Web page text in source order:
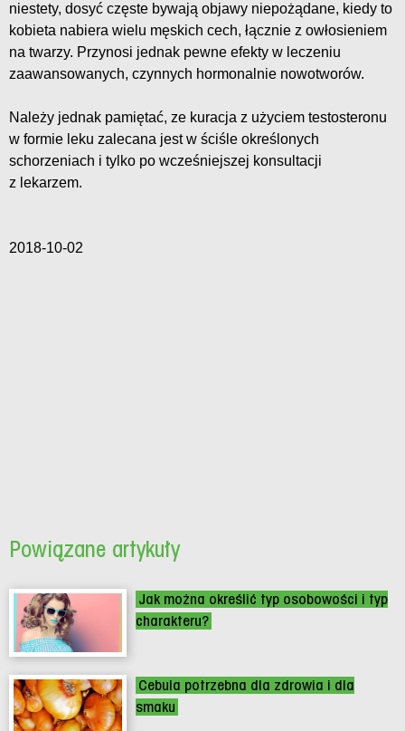
niestety, dosyć częste bywają objawy niepożądane, kiedy to
kobieta nabiera wielu męskich cech, łącznie z owłosieniem
na twarzy. Przynosi jednak pewne efekty w leczeniu
zaawansowanych, czynnych hormonalnie nowotworów.
Należy jednak pamiętać, ze kuracja z użyciem testosteronu
w formie leku zalecana jest w ściśle określonych
schorzeniach i tylko po wcześniejszej konsultacji
z lekarzem.
2018-10-02
Powiązane artykuły
Jak można określić typ osobowości i typ
charakteru?
Cebula potrzebna dla zdrowia i dla
smaku